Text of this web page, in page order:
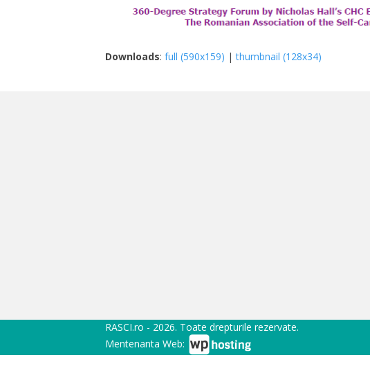
Downloads: full (590x159) |thumbnail (128x34)
RASCI.ro - 2026. Toate drepturile rezervate.
Mentenanta Web: